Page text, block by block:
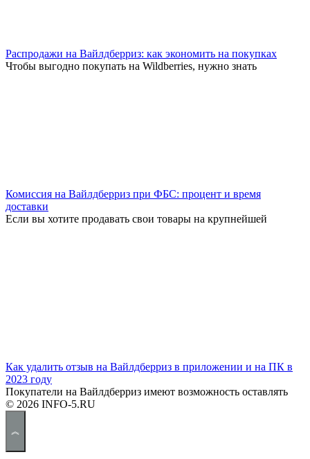
Распродажи на Вайлдберриз: как экономить на покупках
Чтобы выгодно покупать на Wildberries, нужно знать
Комиссия на Вайлдберриз при ФБС: процент и время
доставки
Если вы хотите продавать свои товары на крупнейшей
Как удалить отзыв на Вайлдберриз в приложении и на ПК в
2023 году
Покупатели на Вайлдберриз имеют возможность оставлять
© 2026 INFO-5.RU